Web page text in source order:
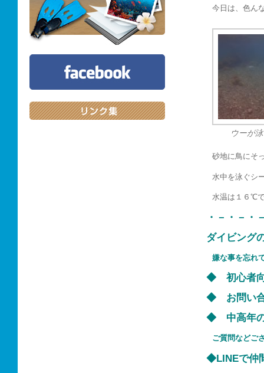
今日は、色ん
ウーが
砂地に鳥にそ
水中を泳ぐシ
水温は１６℃
・－・－・
ダイビング
嫌な事を忘れ
◆ 初心
◆ お問い
◆ 中高
ご質問などご
◆LINEで